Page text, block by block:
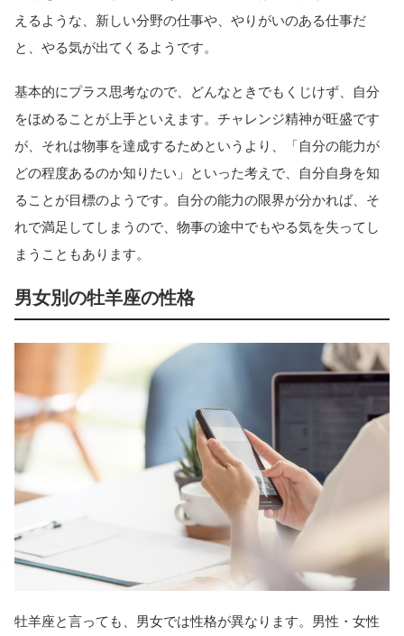
えるような、新しい分野の仕事や、やりがいのある仕事だ
と、やる気が出てくるようです。
基本的にプラス思考なので、どんなときでもくじけず、自分
をほめることが上手といえます。チャレンジ精神が旺盛です
が、それは物事を達成するためというより、「自分の能力が
どの程度あるのか知りたい」といった考えで、自分自身を知
ることが目標のようです。自分の能力の限界が分かれば、そ
れで満足してしまうので、物事の途中でもやる気を失ってし
まうこともあります。
男女別の牡羊座の性格
牡羊座と言っても、男女では性格が異なります。男性・女性